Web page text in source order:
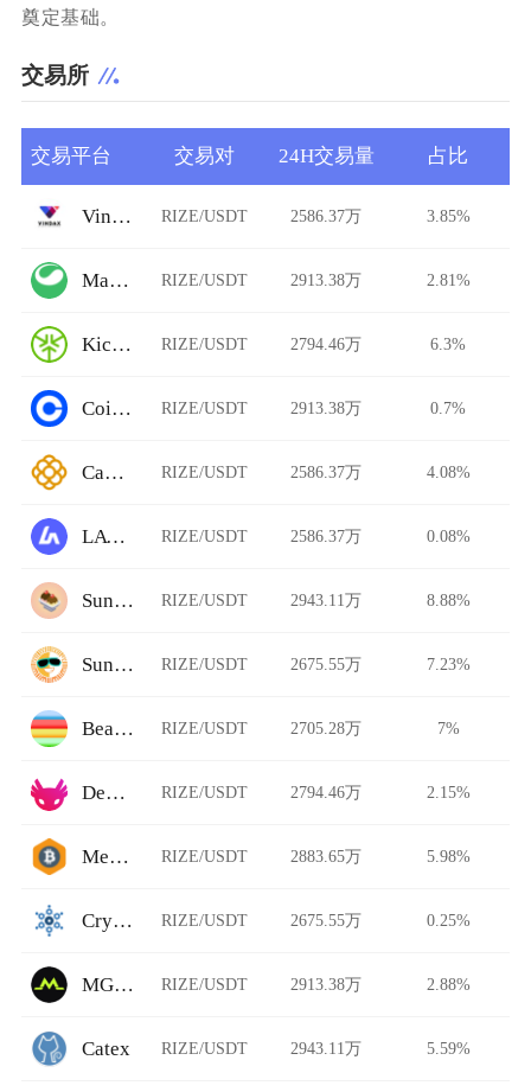
奠定基础。
交易所
交易平台 交易对 24H交易量 占比
Vindax RIZE/USDT 2586.37万 3.85%
Matcha RIZE/USDT 2913.38万 2.81%
KickEX RIZE/USDT 2794.46万 6.3%
Coinbase International Exchange RIZE/USDT 2913.38万 0.7%
CaviarNine RIZE/USDT 2586.37万 4.08%
LATOKEN RIZE/USDT 2586.37万 0.08%
Sundaeswap RIZE/USDT 2943.11万 8.88%
SunSwap RIZE/USDT 2675.55万 7.23%
Beam Swap RIZE/USDT 2705.28万 7%
Dexalot RIZE/USDT 2794.46万 2.15%
MercadoBitcoin RIZE/USDT 2883.65万 5.98%
CryptoBridge RIZE/USDT 2675.55万 0.25%
MGBX RIZE/USDT 2913.38万 2.88%
Catex RIZE/USDT 2943.11万 5.59%